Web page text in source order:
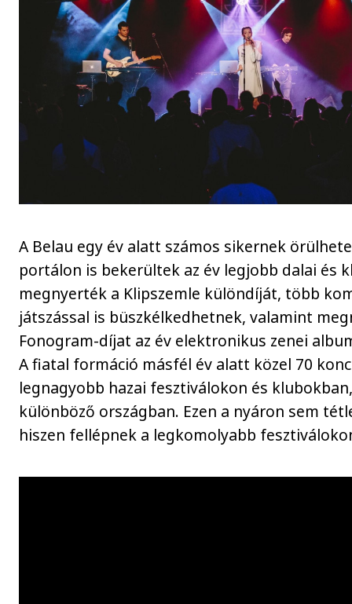
A Belau egy év alatt számos sikernek
portálon is bekerültek az év legjobb dalai és
megnyerték a Klipszemle különdíját, több
játszással is büszkélkedhetnek, valamint
Fonogram-díjat az év elektronikus zenei
A fiatal formáció másfél év alatt közel 70
legnagyobb hazai fesztiválokon és
különböző országban. Ezen a nyáron sem
hiszen fellépnek a legkomolyabb